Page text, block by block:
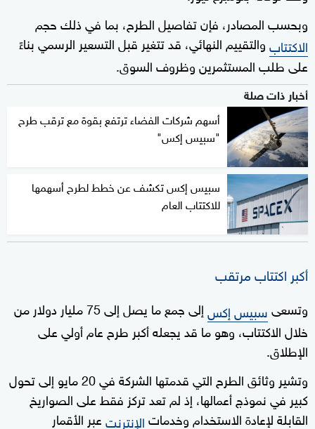
وبحسب المصادر، فإن تفاصيل الطرح، بما في ذلك حجم
الاكتتابوالتقييم النهائي، قد تتغير قبل التسعير الرسمي بناءً
على طلب المستثمرين وظروف السوق.
أخبار ذات صلة
أسهم شركات الفضاء ترتفع بقوة مع ترقب طرح
"سبيس إكس"
سبيس إكس تكشف عن خطط لطرح أسهمها
للاكتتاب العام
أكبر اكتتاب مرتقب
وتسعىسبيس إكس
إلى جمع ما يصل إلى 75 مليار دولار من
خلال الاكتتاب، وهو ما قد يجعله أكبر طرح عام أولي على
الإطلاق.
وتشير وثائق الطرح التي قدمتها الشركة في 20 مايو إلى تحول
كبير في نموذج أعمالها، إذ لم تعد تركز فقط على الصواريخ
القابلة لإعادة الاستخدام وخدماتالإنترنتعبر الأقمار